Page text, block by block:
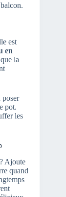
est
en
la
poser
pot.
les
Ajoute
quand